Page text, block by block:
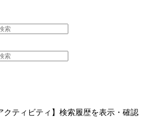
クティビティ】検索履歴を表示・確認